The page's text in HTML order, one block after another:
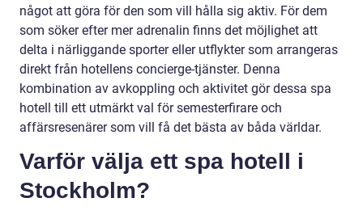
något att göra för den som vill hålla sig aktiv. För dem
som söker efter mer adrenalin finns det möjlighet att
delta i närliggande sporter eller utflykter som arrangeras
direkt från hotellens concierge-tjänster. Denna
kombination av avkoppling och aktivitet gör dessa spa
hotell till ett utmärkt val för semesterfirare och
affärsresenärer som vill få det bästa av båda världar.
Varför välja ett spa hotell i
Stockholm?